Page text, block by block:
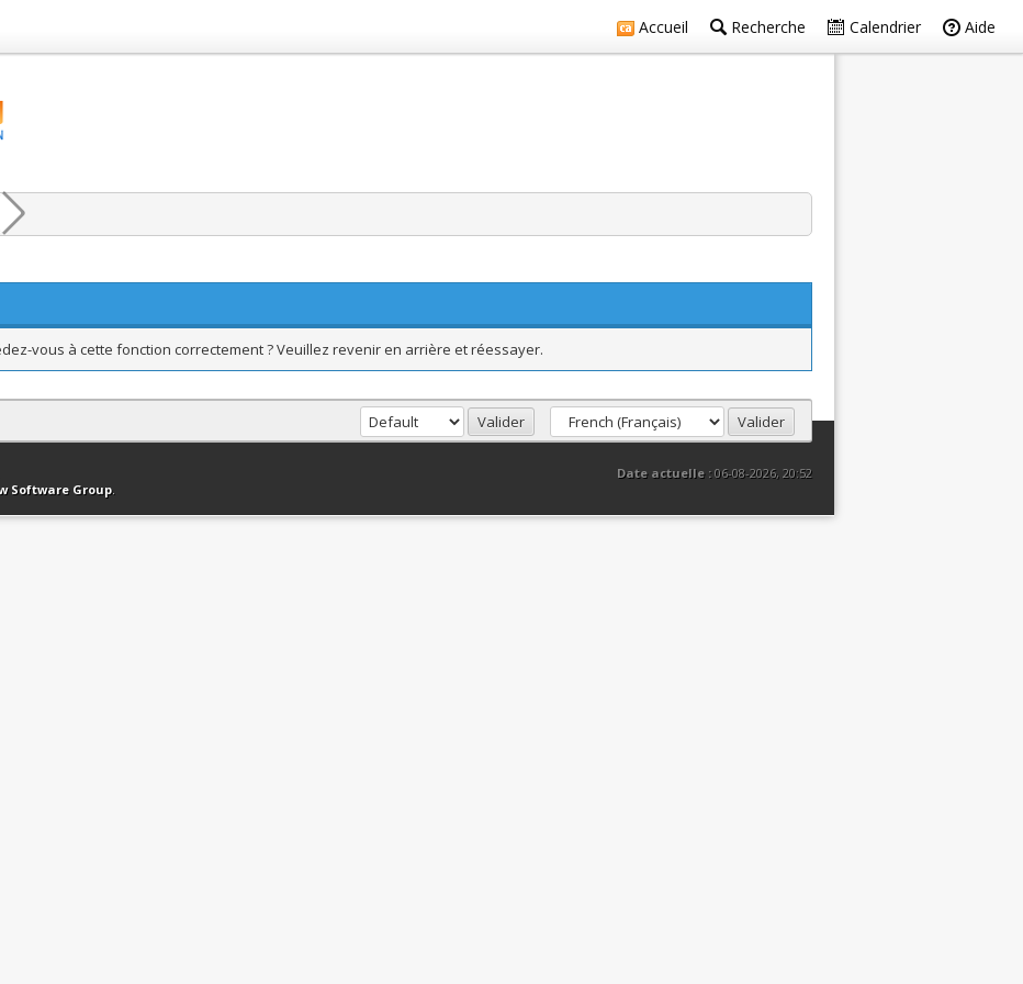
Accueil Recherche Calendrier Aide
vous à cette fonction correctement ? Veuillez revenir en arrière et réessayer.
en haut Version bas-débit (Archivé) Syndication RSS
Date actuelle :06-08-2026, 20:52
Software Group.